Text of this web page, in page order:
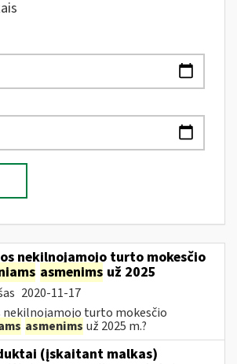
nekilnojamojo turto mokesčio
asmenims už 2025
2020-11-17
nekilnojamojo turto mokesčio
asmenims už 2025 m.?
(įskaitant malkas)